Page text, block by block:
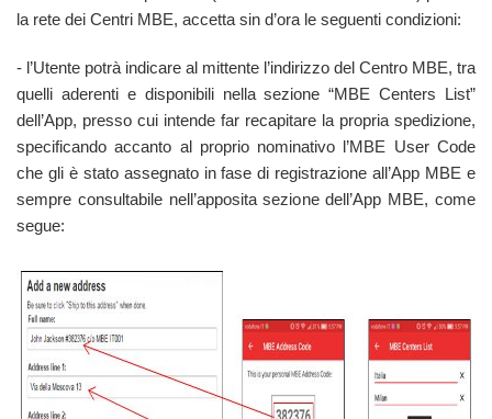
la rete dei Centri MBE, accetta sin d’ora le seguenti condizioni:
- l’Utente potrà indicare al mittente l’indirizzo del Centro MBE, tra
quelli aderenti e disponibili nella sezione “MBE Centers List”
dell’App, presso cui intende far recapitare la propria spedizione,
specificando accanto al proprio nominativo l’MBE User Code
che gli è stato assegnato in fase di registrazione all’App MBE e
sempre consultabile nell’apposita sezione dell’App MBE, come
segue: